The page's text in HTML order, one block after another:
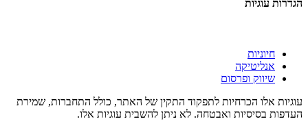
הגדרות עוגיות
חיוניות
אנליטיקה
שיווק ופרסום
עוגיות אלו הכרחיות לתפקוד התקין של האתר, כולל התחברות, שמירת
העדפות בסיסיות ואבטחה. לא ניתן להשבית עוגיות אלו.